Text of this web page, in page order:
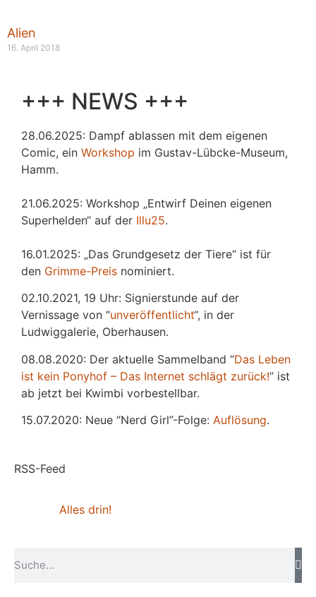
Alien
16. April 2018
+++ NEWS +++
28.06.2025: Dampf ablassen mit dem eigenen
Comic, ein Workshop im Gustav-Lübcke-Museum,
Hamm.
21.06.2025: Workshop „Entwirf Deinen eigenen
Superhelden“ auf der Illu25.
16.01.2025: „Das Grundgesetz der Tiere“ ist für
den Grimme-Preis nominiert.
02.10.2021, 19 Uhr: Signierstunde auf der
Vernissage von “unveröffentlicht“, in der
Ludwiggalerie, Oberhausen.
08.08.2020: Der aktuelle Sammelband “Das Leben
ist kein Ponyhof – Das Internet schlägt zurück!” ist
ab jetzt bei Kwimbi vorbestellbar.
15.07.2020: Neue “Nerd Girl”-Folge: Auflösung.
RSS-Feed
Alles drin!